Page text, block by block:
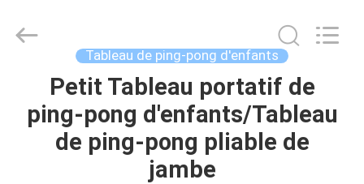
MAISON
Dunya
Sports
Tableau de ping-pong d'enfants
Petit Tableau portatif de
ping-pong d'enfants/Tableau
de ping-pong pliable de
jambe